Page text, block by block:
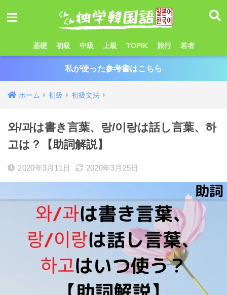
基礎 初級 中級 上級 TOPIK 旅行 若者
私が使った参考書はこちら
ホーム 初級 初級文法
와/과は書き言葉、랑/이랑は話し言葉、하
고は？【助詞解説】
2020年3月11日 2020年3月25日